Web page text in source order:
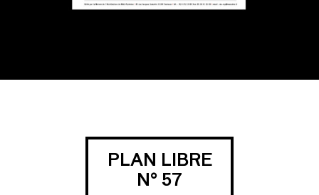
PLAN LIBRE
N° 57